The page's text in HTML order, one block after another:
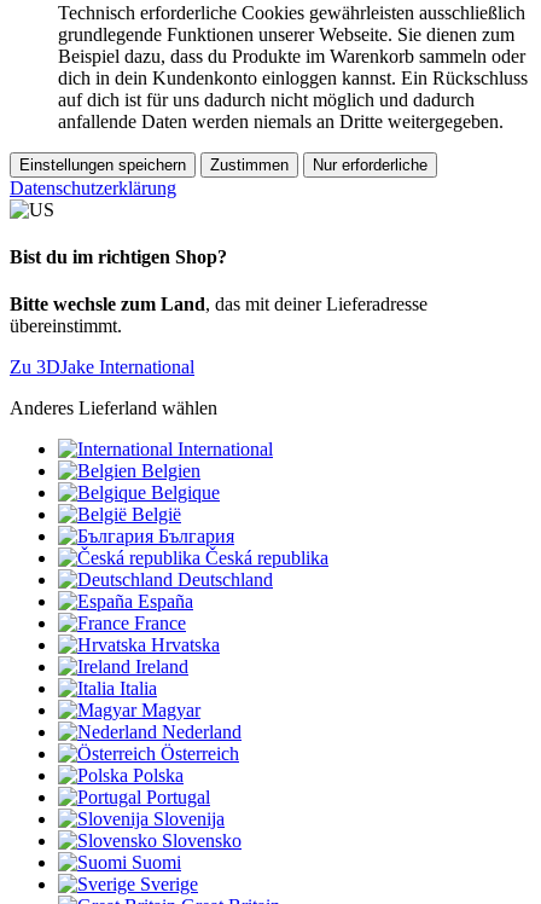
Technisch erforderliche Cookies gewährleisten ausschließlich
grundlegende Funktionen unserer Webseite. Sie dienen zum
Beispiel dazu, dass du Produkte im Warenkorb sammeln oder
dich in dein Kundenkonto einloggen kannst. Ein Rückschluss
auf dich ist für uns dadurch nicht möglich und dadurch
anfallende Daten werden niemals an Dritte weitergegeben.
Einstellungen speichern Zustimmen Nur erforderliche
Datenschutzerklärung
Bist du im richtigen Shop?
Bitte wechsle zum Land, das mit deiner Lieferadresse
übereinstimmt.
Zu 3DJake International
Anderes Lieferland wählen
International
Belgien
Belgique
België
България
Česká republika
Deutschland
España
France
Hrvatska
Ireland
Italia
Magyar
Nederland
Österreich
Polska
Portugal
Slovenija
Slovensko
Suomi
Sverige